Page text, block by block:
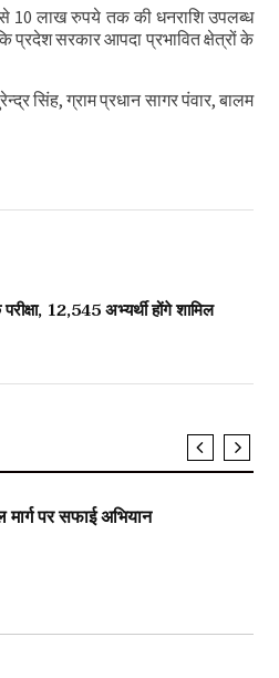
10 लाख रुपये तक की धनराशि उपलब्ध
प्रदेश सरकार आपदा प्रभावित क्षेत्रों के
सिंह, ग्राम प्रधान सागर पंवार, बालम
12,545 अभ्यर्थी होंगे शामिल
पर सफाई अभियान